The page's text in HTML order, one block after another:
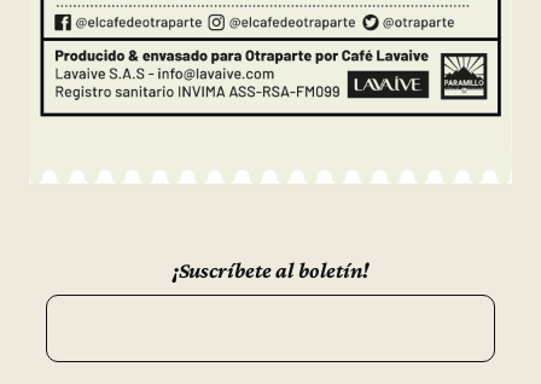
¡Suscríbete al boletín!